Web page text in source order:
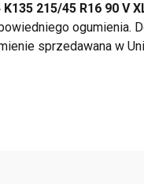
215/45 R16 90 V
ogumienia.
sprzedawana w